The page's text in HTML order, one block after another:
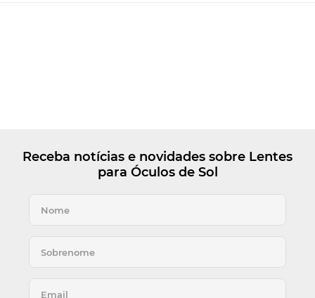
Receba notícias e novidades sobre Lentes
para Óculos de Sol